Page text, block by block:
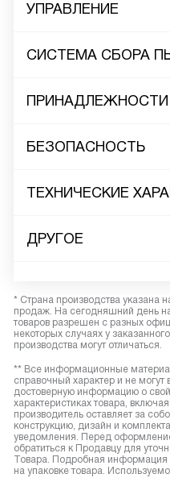
УПРАВЛЕНИЕ
СИСТЕМА СБОРА
ПРИНАДЛЕЖНОСТИ
БЕЗОПАСНОСТЬ
ТЕХНИЧЕСКИЕ
ДРУГОЕ
* Страна производства указана
продаж. На сегодняшний день
товаров разрешен с разных
некоторых случаях у
производства могут отличаться.
** Все информационные
справочный характер и не
достоверную информацию о
характеристиках товара,
производитель оставляет за
конструкцию, дизайн и
уведомления. Перед
обратиться к Продавцу для
Товара. Подробная информация
на упаковке товара.